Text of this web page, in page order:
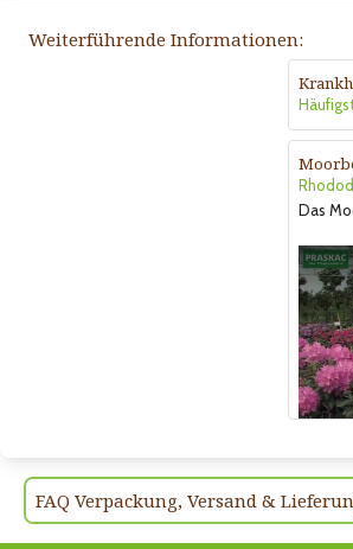
Weiterführende Informationen:
Das
FAQ Verpackung, Versand &